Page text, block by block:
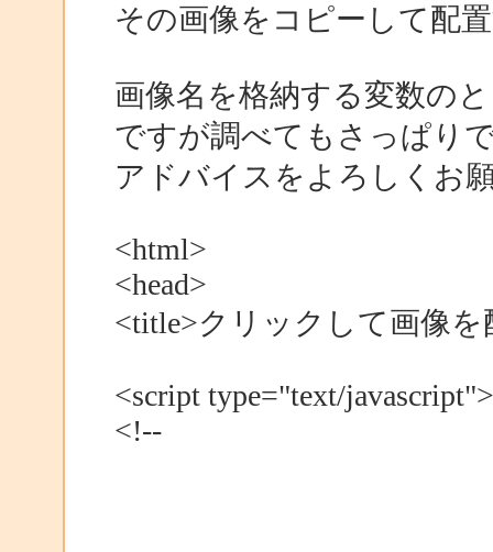
その画像をコピーして配
画像名を格納する変数の
ですが調べてもさっぱり
アドバイスをよろしくお
<html>
<head>
<title>クリックして画像を
<script type="text/javascript">
<!--